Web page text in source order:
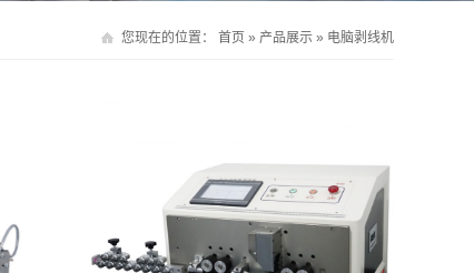
您现在的位置： 首页 » 产品展示 » 电脑剥线机